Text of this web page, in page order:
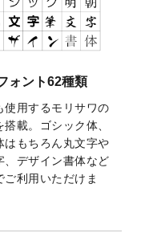
のデザインテンプ
した。
イラスト素材が無料
ザインテンプレー
。
テンプレートを追加
デザインテンプレー
レンダーデザイン
たしました。
ォント62種類
使用するモリサワの
搭載。ゴシック体、
はもちろん丸文字や
、デザイン書体など
ご利用いただけま